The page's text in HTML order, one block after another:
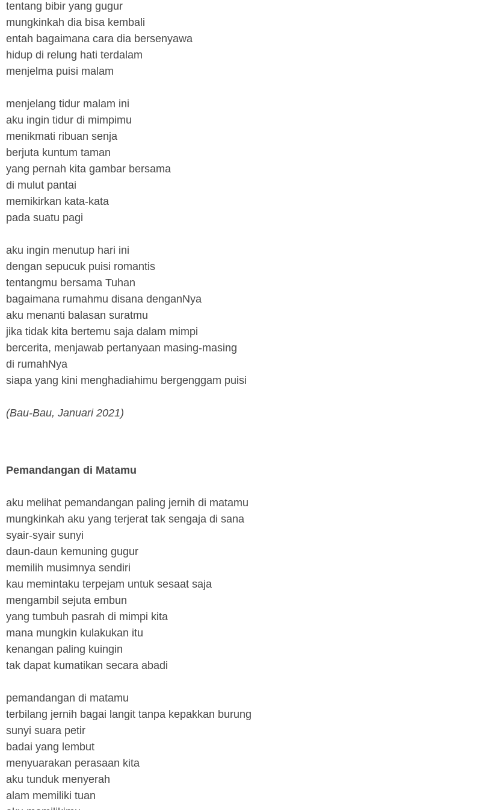
tentang bibir yang gugur
mungkinkah dia bisa kembali
entah bagaimana cara dia bersenyawa
hidup di relung hati terdalam
menjelma puisi malam
menjelang tidur malam ini
aku ingin tidur di mimpimu
menikmati ribuan senja
berjuta kuntum taman
yang pernah kita gambar bersama
di mulut pantai
memikirkan kata-kata
pada suatu pagi
aku ingin menutup hari ini
dengan sepucuk puisi romantis
tentangmu bersama Tuhan
bagaimana rumahmu disana denganNya
aku menanti balasan suratmu
jika tidak kita bertemu saja dalam mimpi
bercerita, menjawab pertanyaan masing-masing
di rumahNya
siapa yang kini menghadiahimu bergenggam puisi
(Bau-Bau, Januari 2021)
Pemandangan di Matamu
aku melihat pemandangan paling jernih di matamu
mungkinkah aku yang terjerat tak sengaja di sana
syair-syair sunyi
daun-daun kemuning gugur
memilih musimnya sendiri
kau memintaku terpejam untuk sesaat saja
mengambil sejuta embun
yang tumbuh pasrah di mimpi kita
mana mungkin kulakukan itu
kenangan paling kuingin
tak dapat kumatikan secara abadi
pemandangan di matamu
terbilang jernih bagai langit tanpa kepakkan burung
sunyi suara petir
badai yang lembut
menyuarakan perasaan kita
aku tunduk menyerah
alam memiliki tuan